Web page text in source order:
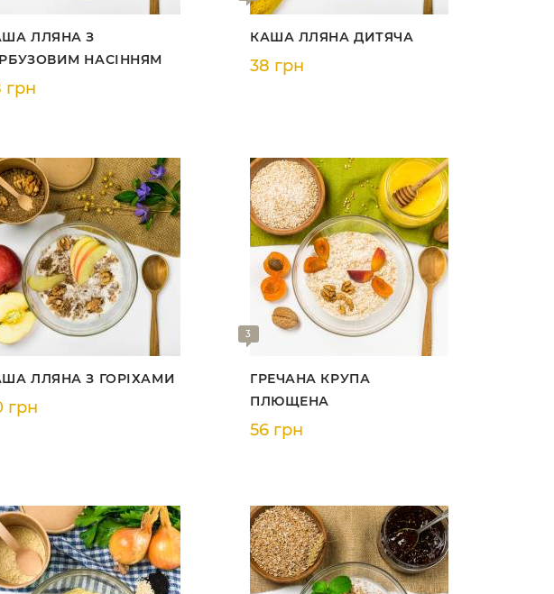
ЛЛЯНА З
НАСІННЯМ
грн
КАША ЛЛЯНА ДИТЯЧА
38 грн
ЛЛЯНА З ГОРІХАМИ
грн
3
ГРЕЧАНА КРУПА
ПЛЮЩЕНА
56 грн